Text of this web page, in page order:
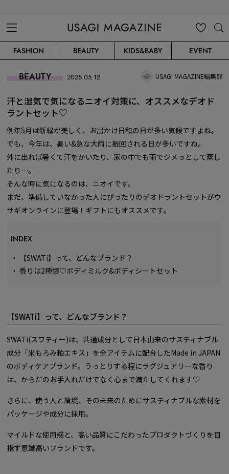
CLIP
FASHION BEAUTY KIDS&BABY EVENT
BEAUTY 2025.05.12 USAGI MAGAZINE編集部
汗と湿気で気になるニオイ対策に、オススメなデオド
ラントセット♡
例年5月は新緑が美しく、お出かけ日和の日が多い気候ですよね。
でも、今年は、暑い&急な大雨に振回される日が多いですね。
外に出れば暑くて汗をかいたり、家の中でも雨でジメっとして蒸し
たり…。
そんな時に気になるのは、ニオイです。
まだ、準備していなかった人にぴったりのデオドラントセットがウ
サギオンラインに登場！ギフトにもオススメです。
INDEX
・
【SWATi】って、どんなブランド？
・ 香りは2種類♡ボディミルク&ボディシートセット
【SWATi】って、どんなブランド？
SWATi(スワティー)は、共通成分として日本由来のサスティナブル
成分「米もろみ粕エキス」を全アイテムに配合したMade in JAPAN
のボディケアブランド。うっとりする程にラグジュアリーな香り
は、からだのお手入れだけでなく心まで満たしてくれます♡
さらに、使う人と環境、その未来のためにサスティナブルな素材を
パッケージや成分に採用。
マイルドな使用感と、高い品質にこだわったプロダクトづくりを目
指す意識高いブランドです。